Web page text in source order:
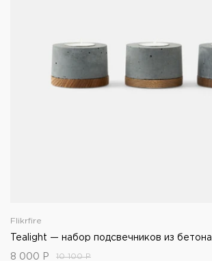
Flikrfire
Tealight — набор подсвечников из бетона
8 000 Р 10 100Р